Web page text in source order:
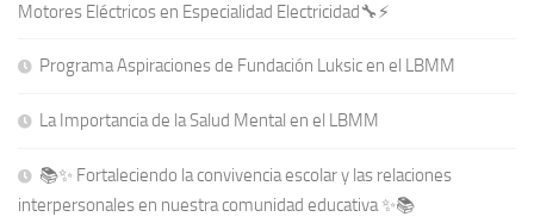
Motores Eléctricos en Especialidad Electricidad🔧⚡
Programa Aspiraciones de Fundación Luksic en el LBMM
La Importancia de la Salud Mental en el LBMM
📚✨ Fortaleciendo la convivencia escolar y las relaciones
interpersonales en nuestra comunidad educativa ✨📚